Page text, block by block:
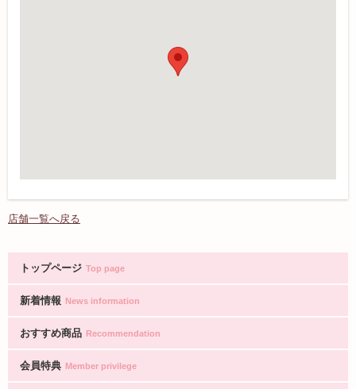
店舗一覧へ戻る
トップページ Top page
新着情報 News information
おすすめ商品 Recommendation
会員特典 Member privilege